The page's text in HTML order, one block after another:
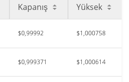
Kapanış Yüksek
$0,99992 $1,000758
$0,999371 $1,000614